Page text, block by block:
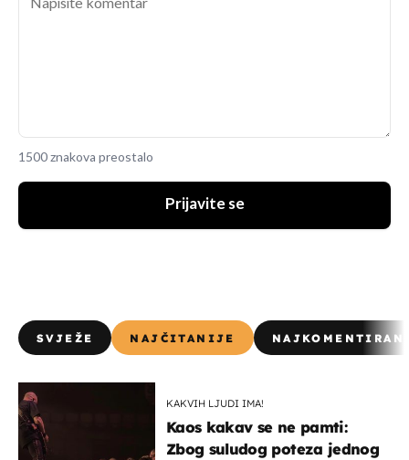
1500 znakova preostalo
Prijavite se
SVJEŽE NAJČITANIJE
KAKVIH LJUDI IMA!
Kaos kakav se ne pamti:
Zbog suludog poteza jednog